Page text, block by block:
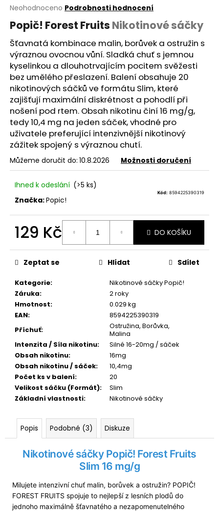
Průměrné
produktu
0,0
z
5
hvězdiček.
Neohodnoceno Podrobnosti hodnocení
Popič! Forest Fruits Nikotinové sáčky
Šťavnatá kombinace malin, borůvek a ostružin s
výraznou ovocnou vůní. Sladká chuť s jemnou
kyselinkou a dlouhotrvajícím pocitem svěžesti
bez umělého přeslazení. Balení obsahuje 20
nikotinových sáčků ve formátu Slim, které
zajišťují maximální diskrétnost a pohodlí při
nošení pod rtem. Obsah nikotinu činí 16 mg/g,
tedy 10,4 mg na jeden sáček, vhodné pro
uživatele preferující intenzivnější nikotinový
zážitek spojený s výraznou chutí.
Můžeme doručit do: 10.8.2026 Možnosti doručení
Ihned k odeslání (>5 ks)
Kód: 8594225390319
Značka:Popic!
129 Kč DO KOŠÍKU
Kategorie:
Nikotinové sáčky Popič!
Záruka:
2 roky
Hmotnost:
0.029 kg
EAN:
8594225390319
Příchuť:
Ostružina, Borůvka,
Malina
Intenzita / Síla nikotinu:
Silné 16-20mg / sáček
Obsah nikotinu:
16mg
Obsah nikotinu / sáček:
10,4mg
Počet ks v balení:
20
Velikost sáčku (Formát):
Slim
Základní vlastnosti: Nikotinové sáčky
Zeptat se Hlídat Sdílet
Popis Podobné (3) Diskuze
Nikotinové sáčky Popič! Forest Fruits
Slim 16 mg/g
Milujete intenzivní chuť malin, borůvek a ostružin? POPIČ!
FOREST FRUITS spojuje to nejlepší z lesních plodů do
jednoho maximálně šťavnatého a nezapomenutelného
a
j
í
t
?
HLEDAT
D
o
o
u
e
m
ELF
BAR
ELFLIQ
E-
LIQUID
STRAWBERRY
KIWI
10ML
185
Původně:
245